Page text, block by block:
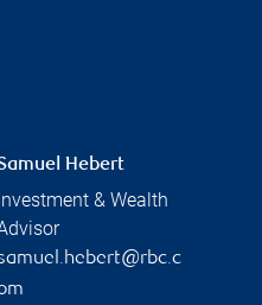
Hebert
& Wealth